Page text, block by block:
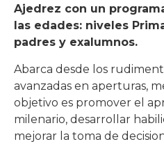
Ajedrez con un
las edades: niveles
padres y exalumnos.
Abarca desde los
avanzadas en aperturas,
objetivo es promover el
milenario, desarrollar
mejorar la toma de